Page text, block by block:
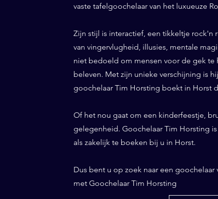
vaste tafelgoochelaar van het luxueuze
Zijn stijl is interactief, een tikkeltje rock'n
van vingervlugheid, illusies, mentale
niet bedoeld om mensen voor de gek te
beleven. Met zijn unieke verschijning is
goochelaar Tim Horsting boekt in Horst
Of het nou gaat om een kinderfeestje,
gelegenheid. Goochelaar Tim Horsting
als zakelijk te boeken bij u in Horst.
Dus bent u op zoek naar een
met Goochelaar Tim Horsting